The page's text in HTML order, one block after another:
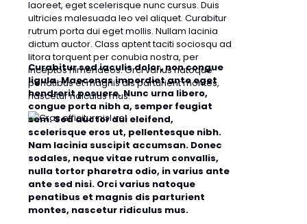
laoreet, eget scelerisque nunc cursus. Duis
ultricies malesuada leo vel aliquet. Curabitur
rutrum porta dui eget mollis. Nullam lacinia
dictum auctor. Class aptent taciti sociosqu ad
litora torquent per conubia nostra, per
inceptos himenaeos. Orci varius natoque
penatibus et magnis dis parturient montes,
nascetur ridiculus mus.
Curabitur sed iaculis dolor, non congue
ligula. Maecenas imperdiet ante eget
hendrerit posuere. Nunc urna libero,
congue porta nibh a, semper feugiat
sem. Sed auctor dui eleifend,
scelerisque eros ut, pellentesque nibh.
Nam lacinia suscipit accumsan. Donec
sodales, neque vitae rutrum convallis,
nulla tortor pharetra odio, in varius ante
ante sed nisi. Orci varius natoque
penatibus et magnis dis parturient
montes, nascetur ridiculus mus.